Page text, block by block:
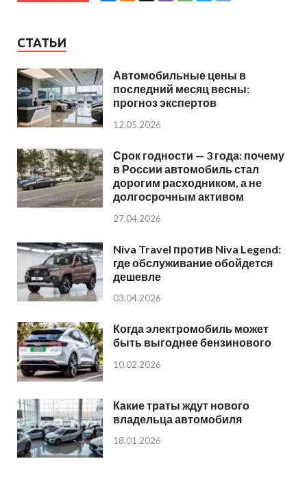
СТАТЬИ
Автомобильные цены в
последний месяц весны:
прогноз экспертов
12.05.2026
Срок годности — 3 года: почему
в России автомобиль стал
дорогим расходником, а не
долгосрочным активом
27.04.2026
Niva Travel против Niva Legend:
где обслуживание обойдется
дешевле
03.04.2026
Когда электромобиль может
быть выгоднее бензинового
10.02.2026
Какие траты ждут нового
владельца автомобиля
18.01.2026